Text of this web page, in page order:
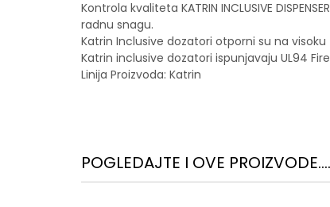
Kontrola kvaliteta KATRIN INCLUSIVE
radnu snagu.
Katrin Inclusive dozatori otporni su na
Katrin inclusive dozatori ispunjavaju UL94
Linija Proizvoda: Katrin
POGLEDAJTE I OVE PROIZVODE....